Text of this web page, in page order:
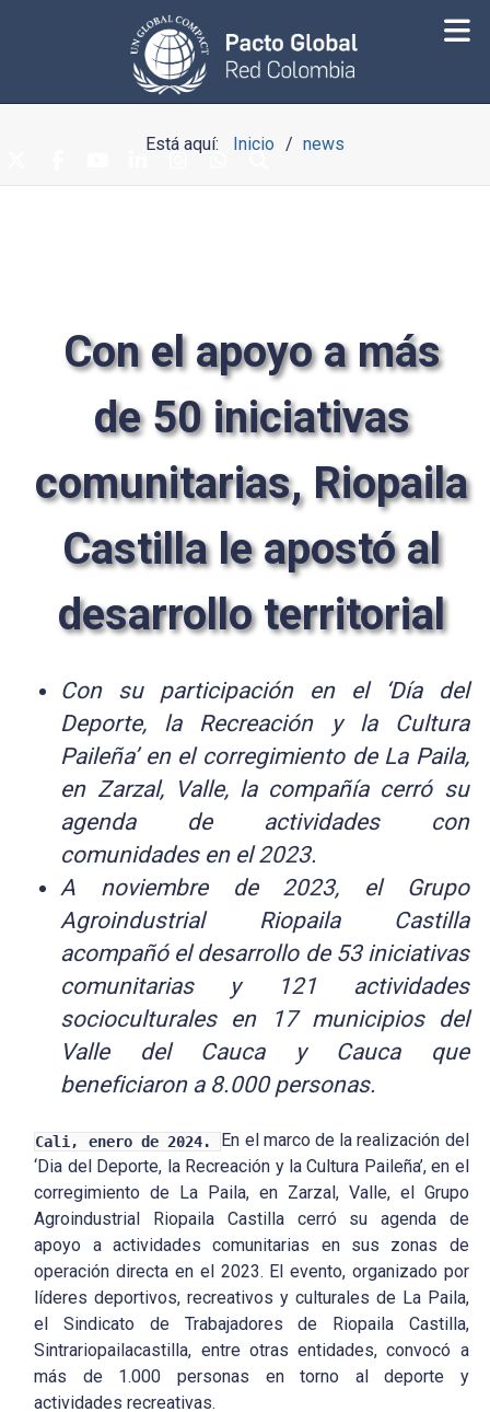
Está aquí: Inicio news
Con el apoyo a más
de 50 iniciativas
comunitarias, Riopaila
Castilla le apostó al
desarrollo territorial
Con su participación en el ‘Día del
Deporte, la Recreación y la Cultura
Paileña’ en el corregimiento de La Paila,
en Zarzal, Valle, la compañía cerró su
agenda de actividades con
comunidades en el 2023.
A noviembre de 2023, el Grupo
Agroindustrial Riopaila Castilla
acompañó el desarrollo de 53 iniciativas
comunitarias y 121 actividades
socioculturales en 17 municipios del
Valle del Cauca y Cauca que
beneficiaron a 8.000 personas.
Cali, enero de 2024.
En el marco de la realización del
‘Dia del Deporte, la Recreación y la Cultura Paileña’, en el
corregimiento de La Paila, en Zarzal, Valle, el Grupo
Agroindustrial Riopaila Castilla cerró su agenda de
apoyo a actividades comunitarias en sus zonas de
operación directa en el 2023. El evento, organizado por
líderes deportivos, recreativos y culturales de La Paila,
el Sindicato de Trabajadores de Riopaila Castilla,
Sintrariopailacastilla, entre otras entidades, convocó a
más de 1.000 personas en torno al deporte y
actividades recreativas.